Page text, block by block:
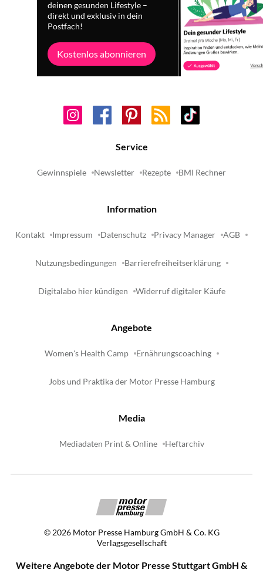
deinen gesunden Lifestyle –
direkt und exklusiv in dein
Postfach!
Kostenlos abonnieren
Service
Gewinnspiele Newsletter Rezepte BMI Rechner
Information
Kontakt Impressum Datenschutz Privacy Manager AGB
Nutzungsbedingungen Barrierefreiheitserklärung
Digitalabo hier kündigen Widerruf digitaler Käufe
Angebote
Women's Health Camp Ernährungscoaching
Jobs und Praktika der Motor Presse Hamburg
Media
Mediadaten Print & Online Heftarchiv
© 2026 Motor Presse Hamburg GmbH & Co. KG
Verlagsgesellschaft
Weitere Angebote der Motor Presse Stuttgart GmbH &